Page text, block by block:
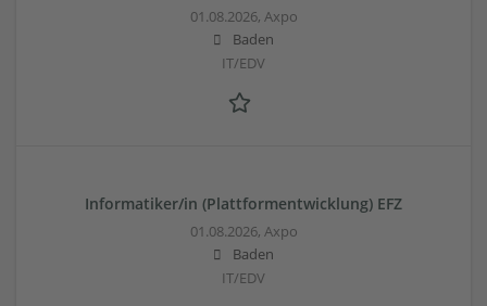
01.08.2026, Axpo
Baden
IT/EDV
Informatiker/in (Plattformentwicklung) EFZ
01.08.2026, Axpo
Baden
IT/EDV